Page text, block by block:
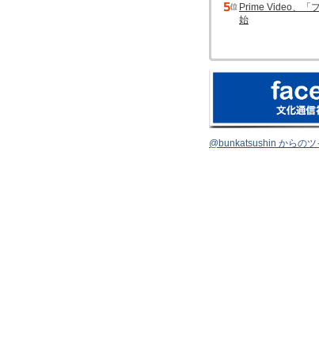
Prime Video、「
始
@bunkatsushin からのツ